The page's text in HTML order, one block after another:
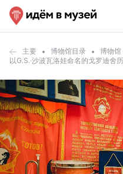
主要 博物馆目录
博物馆
以G.S.·沙波瓦洛娃命名的戈罗迪舍